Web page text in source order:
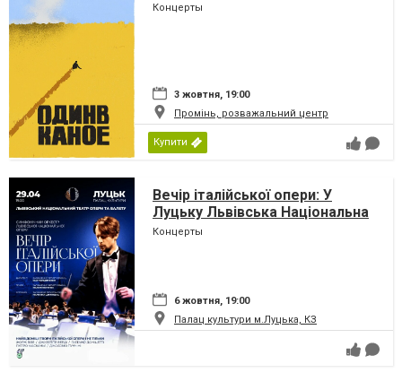
Концерты
3 жовтня, 19:00
Промінь, розважальний центр
Купити
Вечір італійської опери: У
Луцьку Львівська Національна
Опера!
Концерты
6 жовтня, 19:00
Палац культури м.Луцька, КЗ